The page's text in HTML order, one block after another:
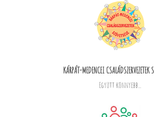
KÁRPÁT-MEDENCEI CSALÁDSZERVEZETEK
Együtt könnyebb...